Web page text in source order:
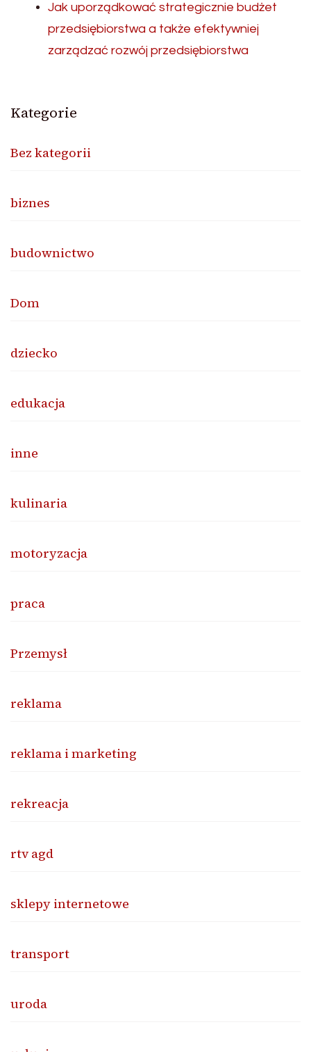
Jak uporządkować strategicznie budżet
przedsiębiorstwa a także efektywniej
zarządzać rozwój przedsiębiorstwa
Kategorie
Bez kategorii
biznes
budownictwo
Dom
dziecko
edukacja
inne
kulinaria
motoryzacja
praca
Przemysł
reklama
reklama i marketing
rekreacja
rtv agd
sklepy internetowe
transport
uroda